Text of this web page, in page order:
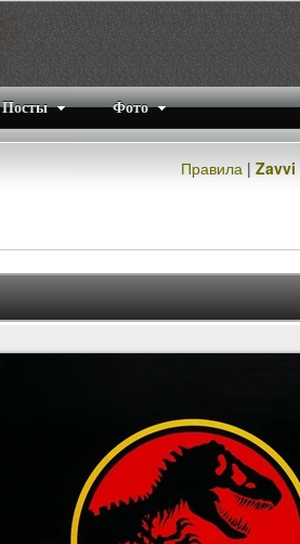
Посты Фото
Правила |Zavvi